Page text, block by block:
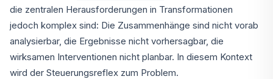
die zentralen Herausforderungen in Transformationen
jedoch komplex sind: Die Zusammenhänge sind nicht vorab
analysierbar, die Ergebnisse nicht vorhersagbar, die
wirksamen Interventionen nicht planbar. In diesem Kontext
wird der Steuerungsreflex zum Problem.